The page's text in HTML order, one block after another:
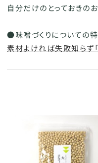
自分だけのとっておきの
●味噌づくりについての
素材よければ失敗知らず